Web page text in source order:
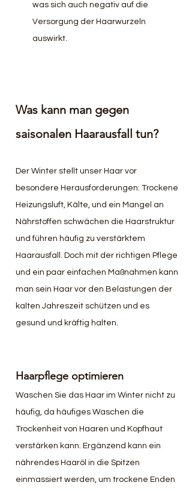
was sich auch negativ auf die
Versorgung der Haarwurzeln
auswirkt.
Was kann man gegen
saisonalen Haarausfall tun?
Der Winter stellt unser Haar vor
besondere Herausforderungen: Trockene
Heizungsluft, Kälte, und ein Mangel an
Nährstoffen schwächen die Haarstruktur
und führen häufig zu verstärktem
Haarausfall. Doch mit der richtigen Pflege
und ein paar einfachen Maßnahmen kann
man sein Haar vor den Belastungen der
kalten Jahreszeit schützen und es
gesund und kräftig halten.
Haarpflege optimieren
Waschen Sie das Haar im Winter nicht zu
häufig, da häufiges Waschen die
Trockenheit von Haaren und Kopfhaut
verstärken kann. Ergänzend kann ein
nährendes Haaröl in die Spitzen
einmassiert werden, um trockene Enden